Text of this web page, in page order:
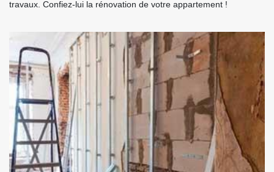
travaux. Confiez-lui la rénovation de votre appartement !